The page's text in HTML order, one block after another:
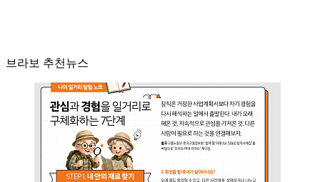
브라보 추천뉴스